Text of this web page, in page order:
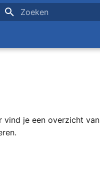
vind je een overzicht van